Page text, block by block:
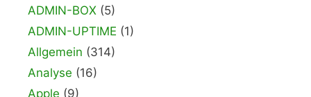
ADMIN-BOX (5)
ADMIN-UPTIME (1)
Allgemein (314)
Analyse (16)
Apple (9)